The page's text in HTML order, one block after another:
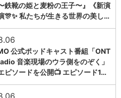
鉄靴の姫と麦粉の王子〜』《新演
🎊✨ 私たちが生きる世界の美し…
公式ポッドキャスト番組「ONT
音楽現場のウラ側をのぞく」
ピソードを公開📺 エピソード1…